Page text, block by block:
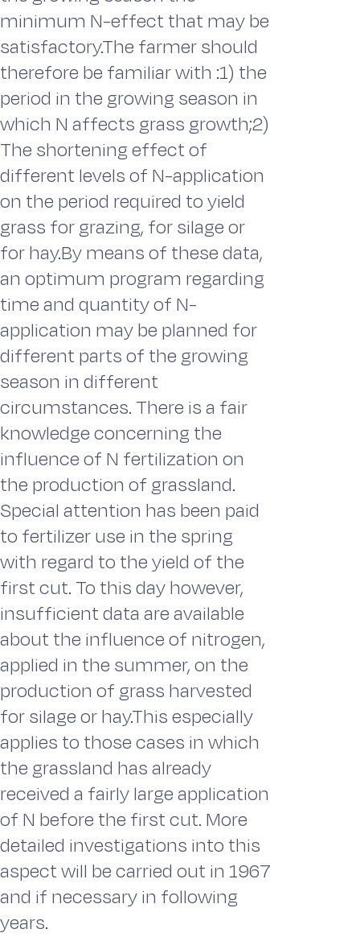
minimum N-effect that may be
satisfactory.The farmer should
therefore be familiar with :1) the
period in the growing season in
which N affects grass growth;2)
The shortening effect of
different levels of N-application
on the period required to yield
grass for grazing, for silage or
for hay.By means of these data,
an optimum program regarding
time and quantity of N-
application may be planned for
different parts of the growing
season in different
circumstances. There is a fair
knowledge concerning the
influence of N fertilization on
the production of grassland.
Special attention has been paid
to fertilizer use in the spring
with regard to the yield of the
first cut. To this day however,
insufficient data are available
about the influence of nitrogen,
applied in the summer, on the
production of grass harvested
for silage or hay.This especially
applies to those cases in which
the grassland has already
received a fairly large application
of N before the first cut. More
detailed investigations into this
aspect will be carried out in 1967
and if necessary in following
years.